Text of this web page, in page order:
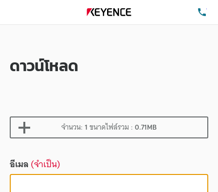
ดาวน์โหลด
จำนวน:1ขนาดไฟล์รวม :0.71MB
อีเมล(จำเป็น)